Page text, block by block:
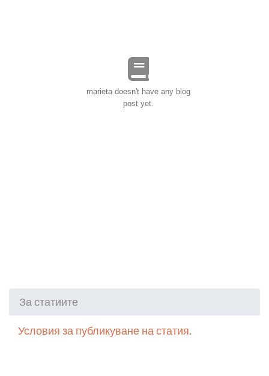
marieta doesn't have any blog
post yet.
За статиите
Условия за публикуване на статия.